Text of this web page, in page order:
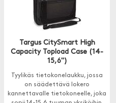
Targus CitySmart High
Capacity Topload Case (14-
15,6")
Tyylikäs tietokonelaukku, jossa
on säädettävä lokero
kannettavalle tietokoneelle, joka